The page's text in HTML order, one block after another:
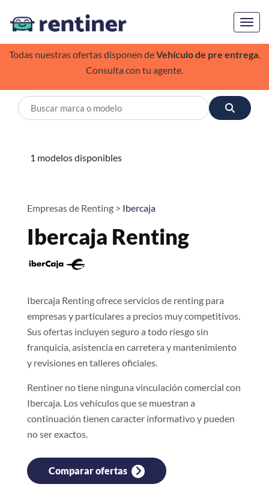
Todas nuestras ofertas disponen deVehículo de pre entrega.
Consulta con tu agente.
1 modelos disponibles
Empresas de Renting > Ibercaja
Ibercaja Renting
Ibercaja Renting ofrece servicios de renting para
empresas y particulares a precios muy competitivos.
Sus ofertas incluyen seguro a todo riesgo sin
franquicia, asistencia en carretera y mantenimiento
y revisiones en talleres oficiales.
Rentiner no tiene ninguna vinculación comercial con
Ibercaja. Los vehículos que se muestran a
continuación tienen caracter informativo y pueden
no ser exactos.
Comparar ofertas